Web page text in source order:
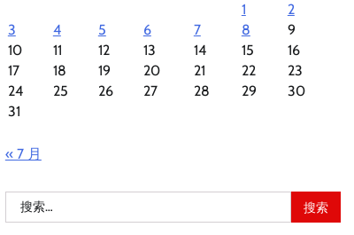
1
2
3
4 5 6 7 8
9
10
11 12 13 14 15
16
17
18 19 20 21 22
23
24
25 26 27 28 29
30
31
« 7 月
索：